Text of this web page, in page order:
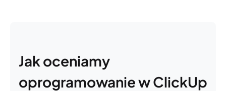
Jak oceniamy
oprogramowanie w ClickUp